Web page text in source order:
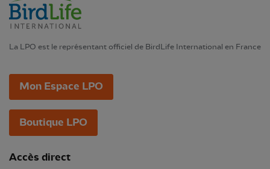
La LPO est le représentant officiel de BirdLife International en France
Mon Espace LPO
Boutique LPO
Accès direct